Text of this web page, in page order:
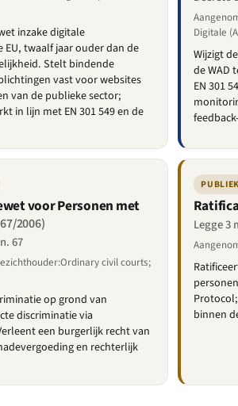
inzake digitale
twaalf jaar ouder dan de
Stelt bindende
vast voor websites
van de publieke sector;
in lijn met EN 301 549 en de
Digitale
Wijzigt
de WAD
EN 301
voor Personen met
2006)
67
civil courts;
op grond van
discriminatie via
een burgerlijk recht van
en rechterlijk
Legge 3
binnen